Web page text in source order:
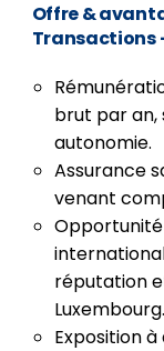
Offre &
Transactions
brut par
autonomie.
Assurance
venant
réputation
Luxembourg.
Exposition